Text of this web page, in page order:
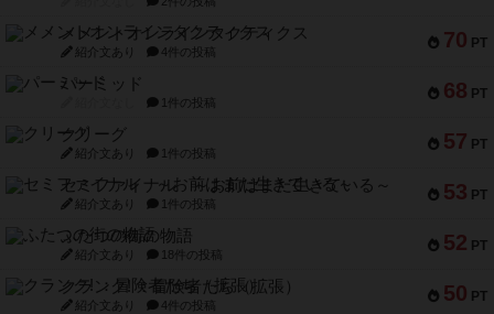
70 PT
メメントオンラインタクティクス
紹介文あり 4件の投稿
68 PT
パーミッド
1件の投稿
57 PT
クリーグ
紹介文あり 1件の投稿
53 PT
セミファイナル ～お前はまだ生きている～
紹介文あり 1件の投稿
52 PT
ふたつの街の物語
紹介文あり 18件の投稿
50 PT
クランク! ：冒険者たち（拡張）
紹介文あり 4件の投稿